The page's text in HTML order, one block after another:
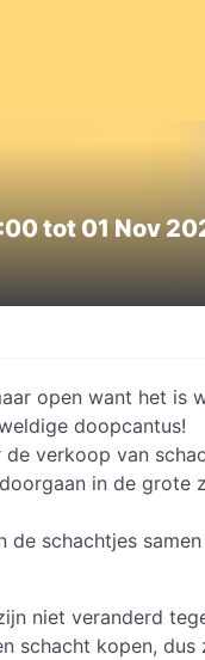
tot 01 Nov
open want het is
doopcantus!
verkoop van
in de grote
de schachtjes
niet veranderd
schacht kopen,